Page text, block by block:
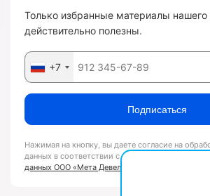
Только избранные материалы нашего
действительно полезны.
+7
Подписаться
Нажимая на кнопку, вы даете согласие на
данных в соответствии с « Положением об
данных ООО «Мета Девелопмент»